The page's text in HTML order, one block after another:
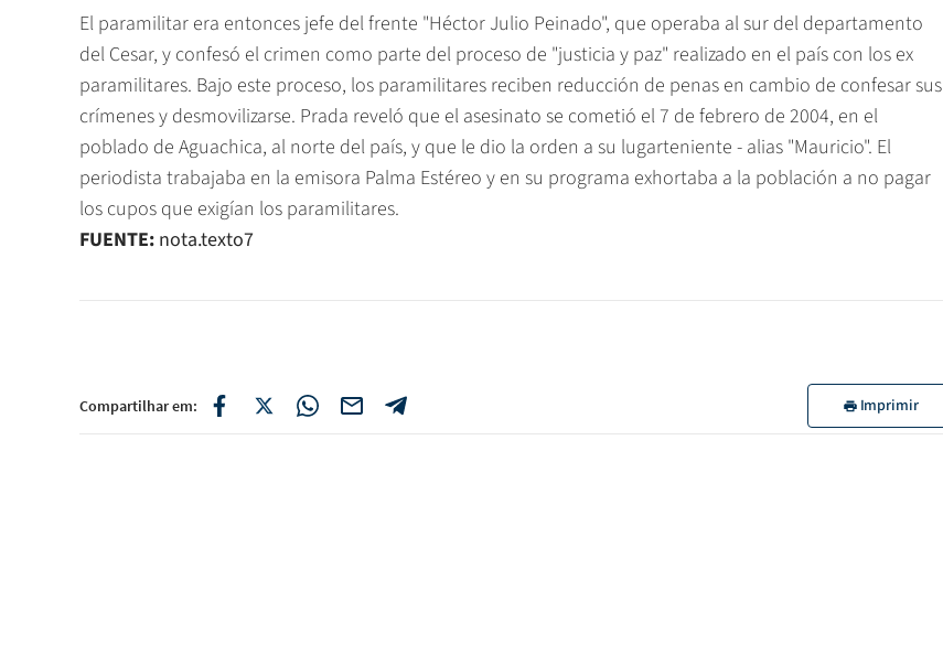
El paramilitar era entonces jefe del frente "Héctor Julio Peinado", que operaba al sur del departamento
del Cesar, y confesó el crimen como parte del proceso de "justicia y paz" realizado en el país con los ex
paramilitares. Bajo este proceso, los paramilitares reciben reducción de penas en cambio de confesar sus
crímenes y desmovilizarse. Prada reveló que el asesinato se cometió el 7 de febrero de 2004, en el
poblado de Aguachica, al norte del país, y que le dio la orden a su lugarteniente - alias "Mauricio". El
periodista trabajaba en la emisora Palma Estéreo y en su programa exhortaba a la población a no pagar
los cupos que exigían los paramilitares.
FUENTE: nota.texto7
Compartilhar em: Imprimir